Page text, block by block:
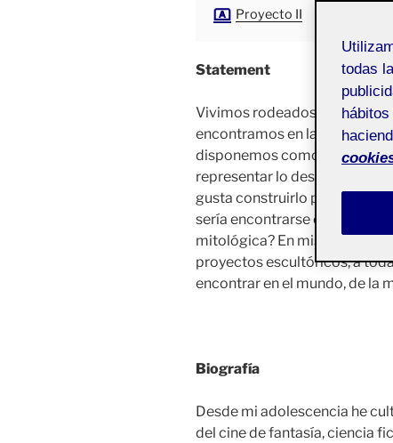
Proyecto II
Statement
Vivimos rodeados de
encontramos en la era en la
disponemos como civilización
representar lo desconocido
gusta construirlo partiendo de
sería encontrarse con un
mitológica? En mis trabajos
proyectos escultóricos, a
encontrar en el mundo, de la
Biografía
Desde mi adolescencia he
del cine de fantasía, ciencia
todas